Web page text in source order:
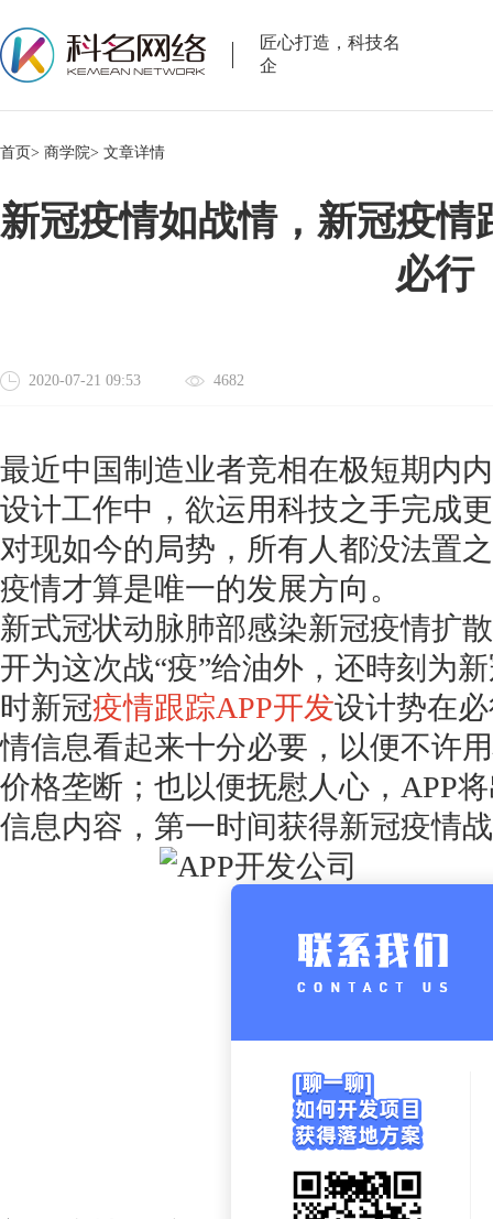
匠心打造，科技名
企
首页> 商学院> 文章详情
新冠疫情如战情，新冠疫情
必行
2020-07-21 09:53 4682
最近中国制造业者竞相在极短期内
设计工作中，欲运用科技之手完成
对现如今的局势，所有人都没法置
疫情才算是唯一的发展方向。
新式冠状动脉肺部感染新冠疫情扩
开为这次战“疫”给油外，还時刻为
时新冠疫情跟踪APP开发设计势在
情信息看起来十分必要，以便不许
价格垄断；也以便抚慰人心，APP
信息内容，第一时间获得新冠疫情